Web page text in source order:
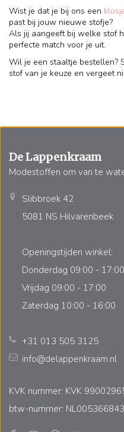
Wist je dat je bij ons een
past bij jouw nieuwe stofje?
Als jij aangeeft bij welke stof
perfecte match voor je uit.
Wil je een staaltje bestellen?
stof van je keuze en vergeet
De Lappenkraam
Modestoffen om van te
Slibbroek 42
5081 NS Hilvarenbeek
Openingstijden winkel:
Donderdag 09:00 - 17:00
Vrijdag 09:00 - 17:00
Zaterdag 10:00 - 16:00
+31 013 505 3125
info@delappenkraam.nl
KVK nummer: KVK
btw-nummer: